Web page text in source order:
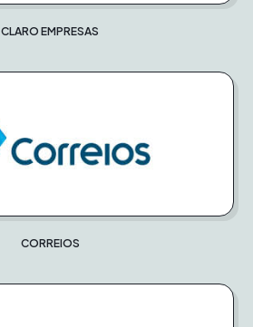
CLARO EMPRESAS
CORREIOS